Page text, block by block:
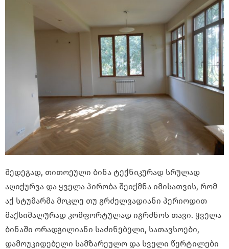
შედეგად, თითოეული ბინა ტექნიკურად სრულად
აღიჭურვა და ყველა პირობა შეიქმნა იმისათვის, რომ
აქ სტუმარმა მოკლე თუ გრძელვადიანი პერიოდით
მაქსიმალურად კომფორტულად იგრძნოს თავი. ყველა
ბინაში ორადგილიანი საძინებელი, სათავსოები,
დამოუკიდებელი სამზარეულო და სველი წერტილები